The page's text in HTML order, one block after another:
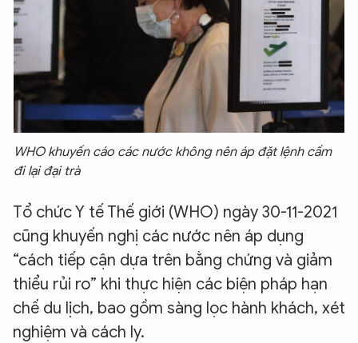
WHO khuyến cáo các nước không nên áp đặt lệnh cấm
đi lại đại trà
Tổ chức Y tế Thế giới (WHO) ngày 30-11-2021
cũng khuyến nghị các nước nên áp dụng
“cách tiếp cận dựa trên bằng chứng và giảm
thiểu rủi ro” khi thực hiện các biện pháp hạn
chế du lịch, bao gồm sàng lọc hành khách, xét
nghiệm và cách ly.